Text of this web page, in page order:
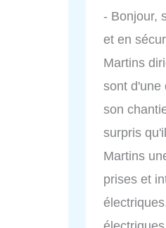
- Bonjour,
et en
Martins
sont d'une
son
surpris
Martins
prises et